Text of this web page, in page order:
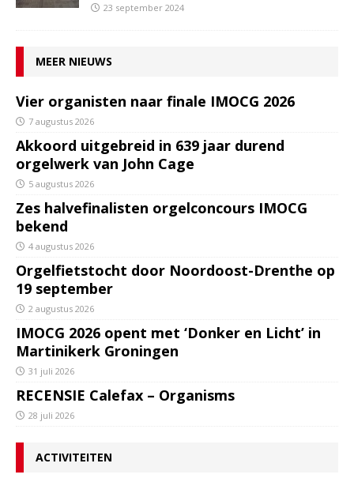
23 september 2024
MEER NIEUWS
Vier organisten naar finale IMOCG 2026
7 augustus 2026
Akkoord uitgebreid in 639 jaar durend
orgelwerk van John Cage
5 augustus 2026
Zes halvefinalisten orgelconcours IMOCG
bekend
4 augustus 2026
Orgelfietstocht door Noordoost-Drenthe op
19 september
2 augustus 2026
IMOCG 2026 opent met ‘Donker en Licht’ in
Martinikerk Groningen
31 juli 2026
RECENSIE Calefax – Organisms
28 juli 2026
ACTIVITEITEN